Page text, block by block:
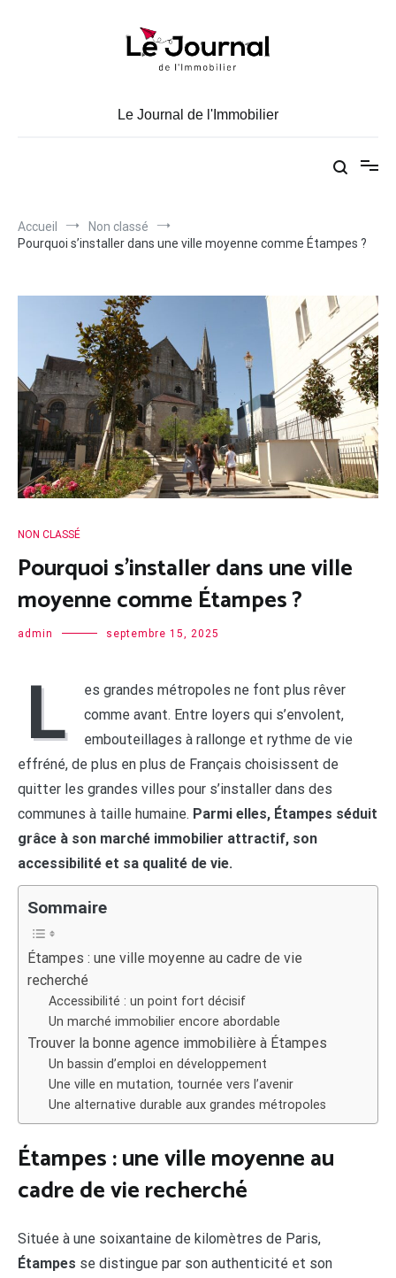
Le Journal de l'Immobilier
Accueil
Non classé
Pourquoi s’installer dans une ville moyenne comme Étampes ?
NON CLASSÉ
Pourquoi s’installer dans une ville
moyenne comme Étampes ?
admin septembre 15, 2025
L
es grandes métropoles ne font plus rêver
comme avant. Entre loyers qui s’envolent,
embouteillages à rallonge et rythme de vie
effréné, de plus en plus de Français choisissent de
quitter les grandes villes pour s’installer dans des
communes à taille humaine. Parmi elles, Étampes séduit
grâce à son marché immobilier attractif, son
accessibilité et sa qualité de vie.
Sommaire
Étampes : une ville moyenne au cadre de vie
recherché
Accessibilité : un point fort décisif
Un marché immobilier encore abordable
Trouver la bonne agence immobilière à Étampes
Un bassin d’emploi en développement
Une ville en mutation, tournée vers l’avenir
Une alternative durable aux grandes métropoles
Étampes : une ville moyenne au
cadre de vie recherché
Située à une soixantaine de kilomètres de Paris,
Étampes se distingue par son authenticité et son